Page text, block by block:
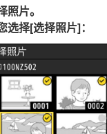
照片。
选择[选择照片]：